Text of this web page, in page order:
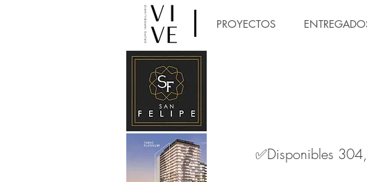
PROYECTOS
✅Disponibles